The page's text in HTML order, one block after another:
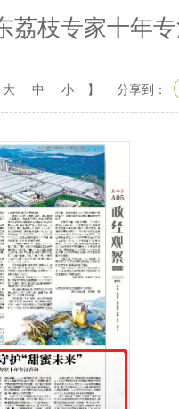
荔枝专家十年
大 中 小 】 分享到：